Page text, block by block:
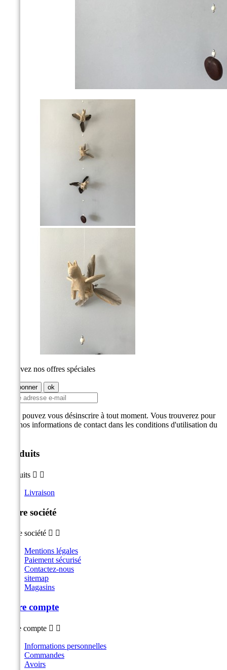
Recevez nos offres spéciales
Vous pouvez vous désinscrire à tout moment. Vous trouverez pour
cela nos informations de contact dans les conditions d'utilisation du
Produits
Produits  
Livraison
Notre société
Notre société  
Mentions légales
Paiement sécurisé
Contactez-nous
sitemap
Magasins
Votre compte
Votre compte  
Informations personnelles
Commandes
Avoirs